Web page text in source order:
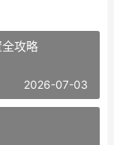
攻略
2026-07-03